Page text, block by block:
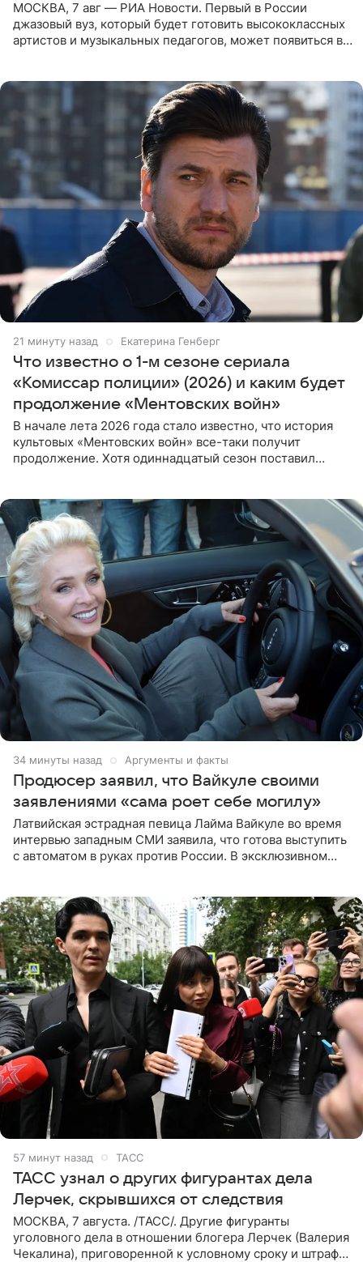
МОСКВА, 7 авг — РИА Новости. Первый в России
джазовый вуз, который будет готовить высококлассных
артистов и музыкальных педагогов, может появиться в
21 минуту назад Екатерина Генберг
Что известно о 1-м сезоне сериала
«Комиссар полиции» (2026) и каким будет
продолжение «Ментовских войн»
В начале лета 2026 года стало известно, что история
культовых «Ментовских войн» все-таки получит
продолжение. Хотя одиннадцатый сезон поставил
34 минуты назад Аргументы и факты
Продюсер заявил, что Вайкуле своими
заявлениями «сама роет себе могилу»
Латвийская эстрадная певица Лайма Вайкуле во время
интервью западным СМИ заявила, что готова выступить
с автоматом в руках против России. В эксклюзивном
57 минут назад ТАСС
ТАСС узнал о других фигурантах дела
Лерчек, скрывшихся от следствия
МОСКВА, 7 августа. /ТАСС/. Другие фигуранты
уголовного дела в отношении блогера Лерчек (Валерия
Чекалина), приговоренной к условному сроку и штрафу,